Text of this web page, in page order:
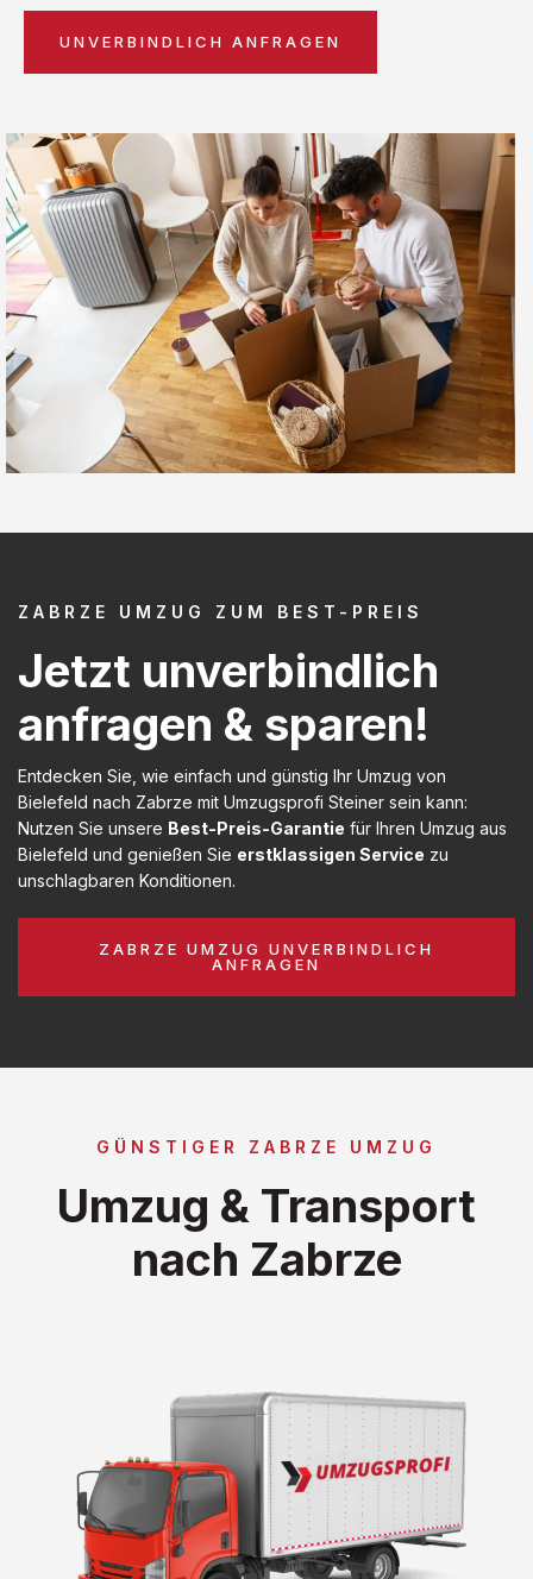
UNVERBINDLICH ANFRAGEN
ZABRZE UMZUG ZUM BEST-PREIS
Jetzt unverbindlich
anfragen & sparen!
Entdecken Sie, wie einfach und günstig Ihr Umzug von
Bielefeld nach Zabrze mit Umzugsprofi Steiner sein kann:
Nutzen Sie unsere Best-Preis-Garantie für Ihren Umzug aus
Bielefeld und genießen Sie erstklassigen Service zu
unschlagbaren Konditionen.
ZABRZE UMZUG UNVERBINDLICH
ANFRAGEN
GÜNSTIGER ZABRZE UMZUG
Umzug & Transport
nach Zabrze